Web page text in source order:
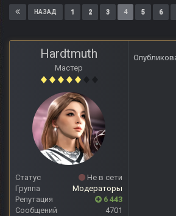
НАЗАД 1 2 3 4 5 6
Hardtmuth
Мастер
Статус
Не в сети
Группа
Модераторы
Репутация
6 443
Сообщений
4701